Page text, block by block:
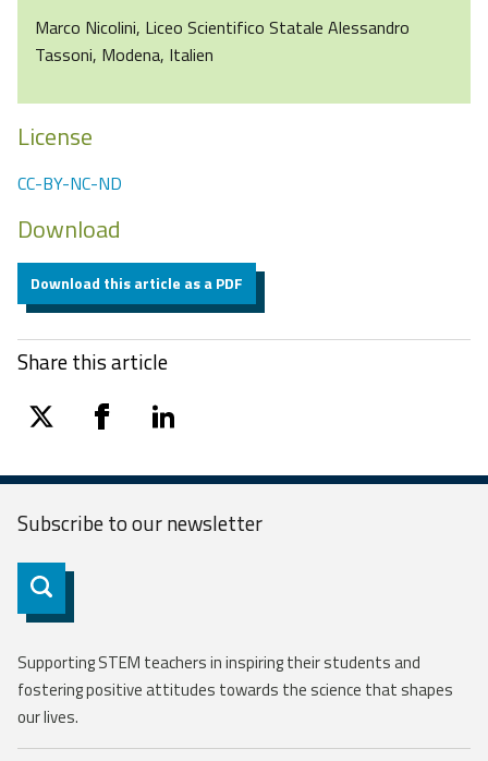
Marco Nicolini, Liceo Scientifico Statale Alessandro
Tassoni, Modena, Italien
License
CC-BY-NC-ND
Download
Download this article as a PDF
Share this article
twitter facebooklinkedin
Subscribe to ournewsletter
Subscribe
Supporting STEM teachers in inspiring their students and
fostering positive attitudes towards the science that shapes
our lives.